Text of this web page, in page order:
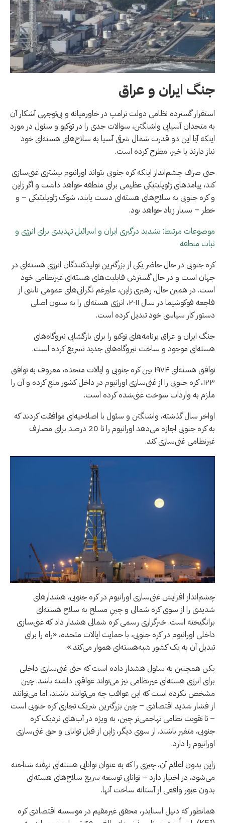
جنگ ایران و عراق
استقرار گسترده نظامی دولت ترامپ در خاورمیانه و بی‌توجهی آشکار آن
به متحدان آسیایی واشنگتن، سوالات جدی را در توکیو و سئول در مورد
اینکه آیا این دو قدرت شمال شرقی آسیا به سلاح‌های هسته‌ای خود
نیاز دارند یا خیر، مطرح کرده است.
حتی صرف چشم‌انداز اینکه کره جنوبی بتواند اورانیوم بیشتری غنی‌سازی
کند، پیامدهای ژئوپلیتیکی عظیمی برای منطقه خواهد داشت و اگر ژاپن
و کره جنوبی به سلاح‌های هسته‌ای دست یابند، شوک ژئوپلیتیکی – و
خطر – بسیار زیاد خواهد بود.
موضوعات مرتبط: تشدید درگیری ایران و اسرائیل تهدیدی برای انرژی و
ثبات منطقه
کره جنوبی در حال حاضر یکی از بزرگترین تولیدکنندگان انرژی هسته‌ای در
جهان است و در حال گسترش قابلیت‌های هسته‌ای غیرنظامی خود
است. در همین حال، رهبری ژاپن، علیرغم نگرانی‌های عمومی ناشی از
فاجعه فوکوشیما در سال ۲۰۱۱، انرژی هسته‌ای را به ستون اصلی
دستور کار سیاسی خود تبدیل کرده است.
جنگ ایران و عراق برنامه‌های توکیو را برای بازگشایی نیروگاه‌های
هسته‌ای موجود و ساخت نیروگاه‌های جدید تسریع کرده است.
توافق هسته‌ای ۱۹۷۴ بین کره جنوبی و ایالات متحده، معروف به توافق
۱۲۳، کره جنوبی را از غنی‌سازی اورانیوم در داخل کشور منع کرده و آن را
ملزم به واردات سوخت غنی‌شده کرده است.
اواخر سال گذشته، واشنگتن و سئول با اصلاحیه‌ای موافقت کردند که
به کره جنوبی اجازه می‌دهد اورانیوم را تا 20 درصد برای مصارف
غیرنظامی غنی‌سازی کند.
چشم‌انداز افزایش غنی‌سازی اورانیوم در کره جنوبی، هشدارهای
شدیدی را از سوی کره شمالی و چینِ مسلح به سلاح هسته‌ای
برانگیخته است. خبرگزاری رسمی کره شمالی هشدار داد که غنی‌سازی
داخلی اورانیوم در کره جنوبی، با حمایت ایالات متحده، «راه را برای
تبدیل آن به یک کشور شبه‌هسته‌ای هموار می‌کند.»
پکن همچنین به سئول هشدار داده است که حتی غنی‌سازی داخلی
برای انرژی هسته‌ای غیرنظامی نیز می‌تواند عواقبی داشته باشد. چین
مشخص نکرده است که این عواقب چه می‌توانند باشند، اما می‌توانند
از فشار شدید اقتصادی – چین بزرگترین شریک تجاری کره جنوبی است
– تا تقویت نظامی تهاجمی‌تر چین، به ویژه در آب‌های نزدیک کره
جنوبی، متغیر باشند. از سوی دیگر، ژاپن از قبل توانایی و حق غنی‌سازی
اورانیوم را دارد.
ژاپن بدون اعلام آن، چیزی را که به عنوان توانایی هسته‌ای نهفته شناخته
می‌شود، در اختیار دارد – توانایی توسعه سریع سلاح‌های هسته‌ای
بدون عبور واقعی از آستانه ساخت آنها.
همانطور که دنیل اسنایدر، محقق غیرمقیم در موسسه اقتصادی کره